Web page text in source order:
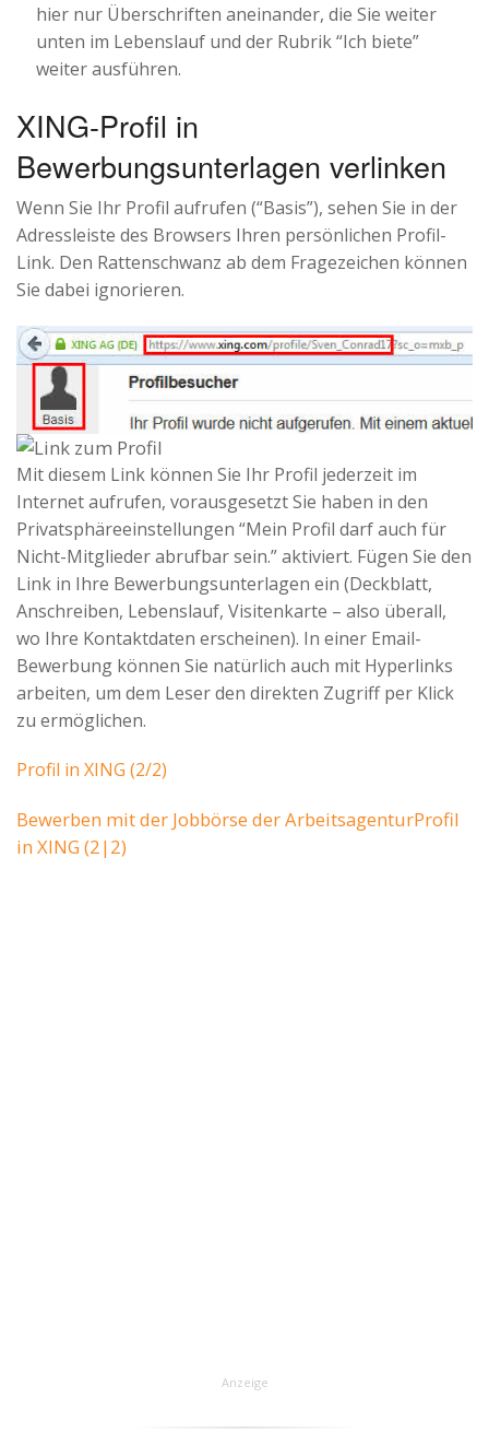
hier nur Überschriften aneinander, die Sie weiter
unten im Lebenslauf und der Rubrik “Ich biete”
weiter ausführen.
XING-Profil in
Bewerbungsunterlagen verlinken
Wenn Sie Ihr Profil aufrufen (“Basis”), sehen Sie in der
Adressleiste des Browsers Ihren persönlichen Profil-
Link. Den Rattenschwanz ab dem Fragezeichen können
Sie dabei ignorieren.
Mit diesem Link können Sie Ihr Profil jederzeit im
Internet aufrufen, vorausgesetzt Sie haben in den
Privatsphäreeinstellungen “Mein Profil darf auch für
Nicht-Mitglieder abrufbar sein.” aktiviert. Fügen Sie den
Link in Ihre Bewerbungsunterlagen ein (Deckblatt,
Anschreiben, Lebenslauf, Visitenkarte – also überall,
wo Ihre Kontaktdaten erscheinen). In einer Email-
Bewerbung können Sie natürlich auch mit Hyperlinks
arbeiten, um dem Leser den direkten Zugriff per Klick
zu ermöglichen.
Profil in XING (2/2)
Bewerben mit der Jobbörse der ArbeitsagenturProfil
in XING (2|2)
Anzeige